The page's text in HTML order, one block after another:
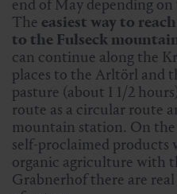
end of May depending
The easiest way to
to the Fulseck
can continue along the
places to the Arltörl and
pasture (about 1 1/2
route as a circular route
mountain station. On
self-proclaimed products
organic agriculture with
Grabnerhof there are